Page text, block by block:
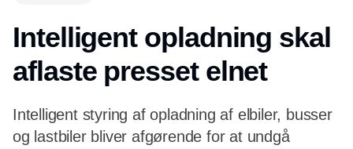
Intelligent opladning skal
aflaste presset elnet
Intelligent styring af opladning af elbiler, busser
og lastbiler bliver afgørende for at undgå